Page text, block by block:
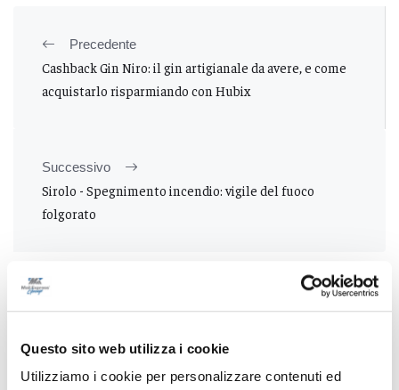
Questo sito web utilizza i cookie
Utilizziamo i cookie per personalizzare contenuti ed
Precedente
Cashback Gin Niro: il gin artigianale da avere, e come
acquistarlo risparmiando con Hubix
Successivo
Sirolo - Spegnimento incendio: vigile del fuoco
folgorato